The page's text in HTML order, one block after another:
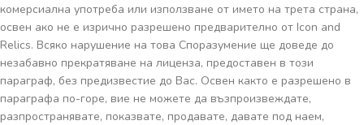
комерсиална употреба или използване от името на трета страна,
освен ако не е изрично разрешено предварително от Icon and
Relics. Всяко нарушение на това Споразумение ще доведе до
незабавно прекратяване на лиценза, предоставен в този
параграф, без предизвестие до Вас. Освен както е разрешено в
параграфа по-горе, вие не можете да възпроизвеждате,
разпространявате, показвате, продавате, давате под наем,